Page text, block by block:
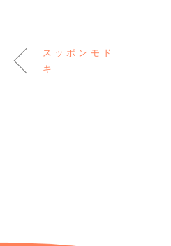
スッポンモド
キ